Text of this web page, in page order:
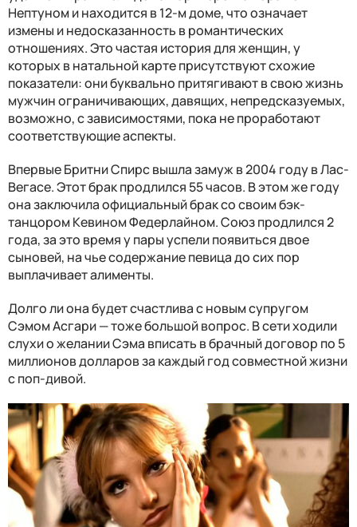
Нептуном и находится в 12-м доме, что означает
измены и недосказанность в романтических
отношениях. Это частая история для женщин, у
которых в натальной карте присутствуют схожие
показатели: они буквально притягивают в свою жизнь
мужчин ограничивающих, давящих, непредсказуемых,
возможно, с зависимостями, пока не проработают
соответствующие аспекты.
Впервые Бритни Спирс вышла замуж в 2004 году в Лас-
Вегасе. Этот брак продлился 55 часов. В этом же году
она заключила официальный брак со своим бэк-
танцором Кевином Федерлайном. Союз продлился 2
года, за это время у пары успели появиться двое
сыновей, на чье содержание певица до сих пор
выплачивает алименты.
Долго ли она будет счастлива с новым супругом
Сэмом Асгари — тоже большой вопрос. В сети ходили
слухи о желании Сэма вписать в брачный договор по 5
миллионов долларов за каждый год совместной жизни
с поп-дивой.